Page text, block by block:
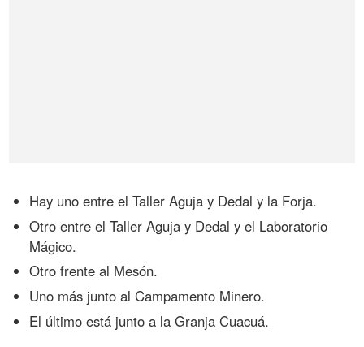
Hay uno entre el Taller Aguja y Dedal y la Forja.
Otro entre el Taller Aguja y Dedal y el Laboratorio
Mágico.
Otro frente al Mesón.
Uno más junto al Campamento Minero.
El último está junto a la Granja Cuacuá.